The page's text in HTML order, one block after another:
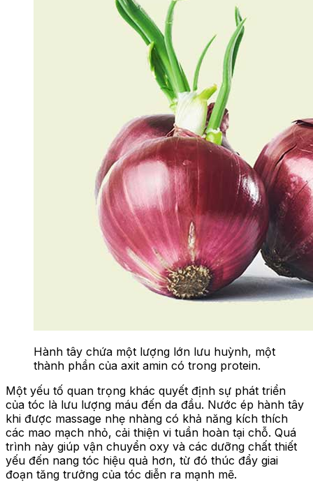
Hành tây chứa một lượng lớn lưu huỳnh, một
thành phần của axit amin có trong protein.
Một yếu tố quan trọng khác quyết định sự phát triển
của tóc là lưu lượng máu đến da đầu. Nước ép hành tây
khi được massage nhẹ nhàng có khả năng kích thích
các mao mạch nhỏ, cải thiện vi tuần hoàn tại chỗ. Quá
trình này giúp vận chuyển oxy và các dưỡng chất thiết
yếu đến nang tóc hiệu quả hơn, từ đó thúc đẩy giai
đoạn tăng trưởng của tóc diễn ra mạnh mẽ.